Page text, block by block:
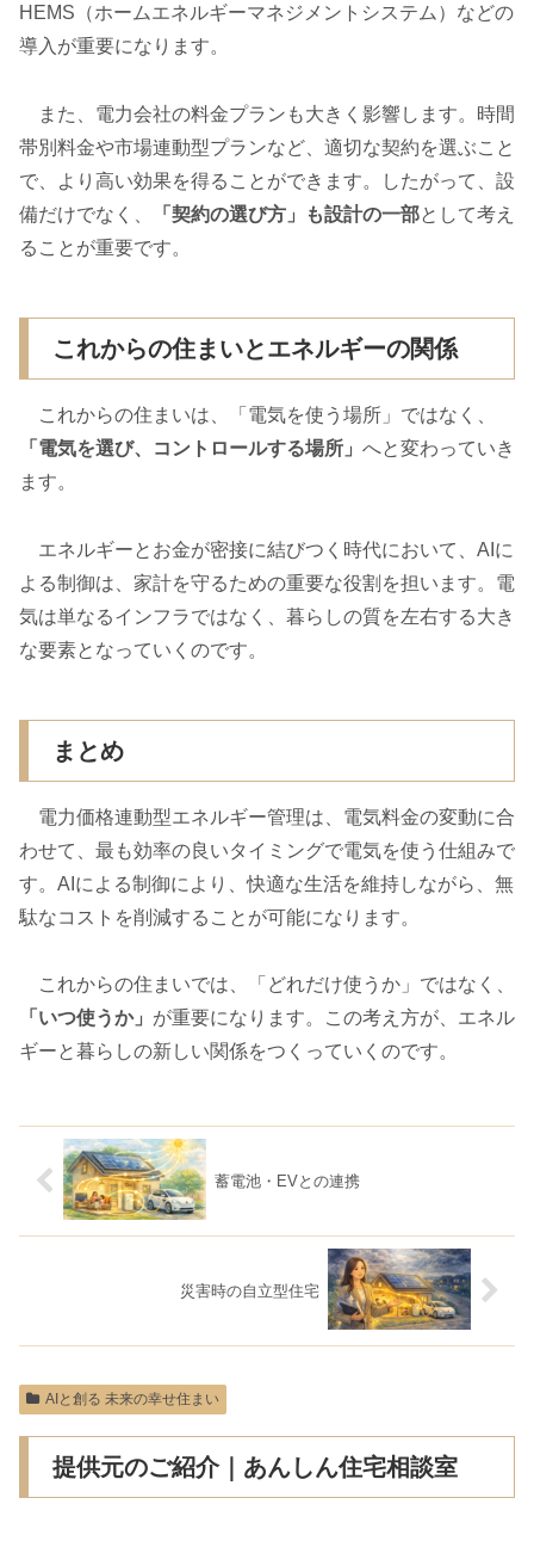
HEMS（ホームエネルギーマネジメントシステム）などの
導入が重要になります。
また、電力会社の料金プランも大きく影響します。時間
帯別料金や市場連動型プランなど、適切な契約を選ぶこと
で、より高い効果を得ることができます。したがって、設
備だけでなく、
「契約の選び方」も設計の一部として考え
ることが重要です。
これからの住まいとエネルギーの関係
これからの住まいは、「電気を使う場所」ではなく、
「電気を選び、コントロールする場所」 へと変わっていき
ます。
エネルギーとお金が密接に結びつく時代において、AIに
よる制御は、家計を守るための重要な役割を担います。電
気は単なるインフラではなく、暮らしの質を左右する大き
な要素となっていくのです。
まとめ
電力価格連動型エネルギー管理は、電気料金の変動に合
わせて、最も効率の良いタイミングで電気を使う仕組みで
す。AIによる制御により、快適な生活を維持しながら、無
駄なコストを削減することが可能になります。
これからの住まいでは、「どれだけ使うか」ではなく、
「いつ使うか」 が重要になります。この考え方が、エネル
ギーと暮らしの新しい関係をつくっていくのです。
蓄電池・EVとの連携
災害時の自立型住宅
AIと創る 未来の幸せ住まい
提供元のご紹介｜あんしん住宅相談室